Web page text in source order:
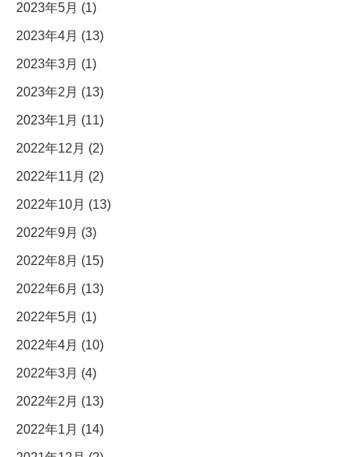
2023年5月 (1)
2023年4月 (13)
2023年3月 (1)
2023年2月 (13)
2023年1月 (11)
2022年12月 (2)
2022年11月 (2)
2022年10月 (13)
2022年9月 (3)
2022年8月 (15)
2022年6月 (13)
2022年5月 (1)
2022年4月 (10)
2022年3月 (4)
2022年2月 (13)
2022年1月 (14)